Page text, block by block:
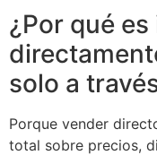
¿Por qué
solo a
Porque vender
total sobre precios,